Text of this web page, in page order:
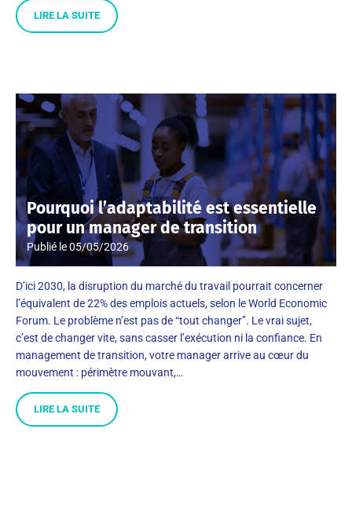
LIRE LA SUITE
Pourquoi l’adaptabilité est essentielle
pour un manager de transition
Publié le05/05/2026
D’ici 2030, la disruption du marché du travail pourrait concerner
l’équivalent de 22% des emplois actuels, selon le World Economic
Forum. Le problème n’est pas de “tout changer”. Le vrai sujet,
c’est de changer vite, sans casser l’exécution ni la confiance. En
management de transition, votre manager arrive au cœur du
mouvement : périmètre mouvant,…
LIRE LA SUITE